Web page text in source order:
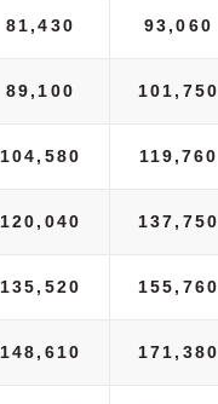
81,430 93,060
89,100 101,750
104,580 119,760
120,040 137,750
135,520 155,760
148,610 171,380